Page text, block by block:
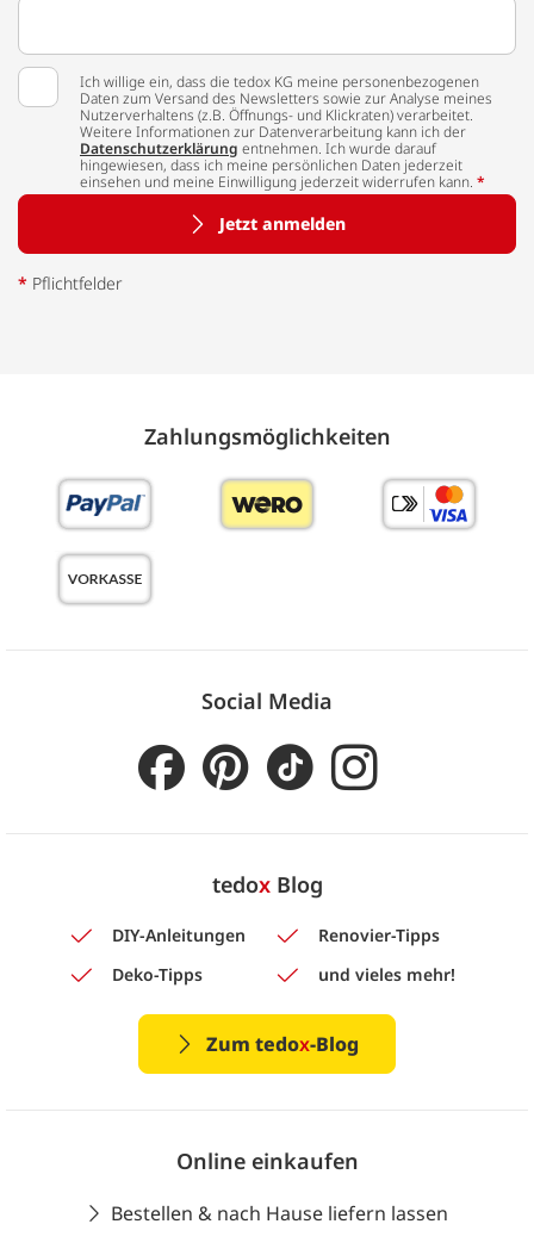
Ich willige ein, dass die tedox KG meine personenbezogenen
Daten zum Versand des Newsletters sowie zur Analyse meines
Nutzerverhaltens (z.B. Öffnungs- und Klickraten) verarbeitet.
Weitere Informationen zur Datenverarbeitung kann ich der
Datenschutzerklärung entnehmen. Ich wurde darauf
hingewiesen, dass ich meine persönlichen Daten jederzeit
einsehen und meine Einwilligung jederzeit widerrufen kann. *
Jetzt anmelden
* Pflichtfelder
Zahlungs­möglich­keiten
Social Media
tedoxBlog
DIY-Anleitungen
Renovier-Tipps
Deko-Tipps
und vieles mehr!
Zum tedox-Blog
Online einkaufen
Bestellen & nach Hause liefern lassen